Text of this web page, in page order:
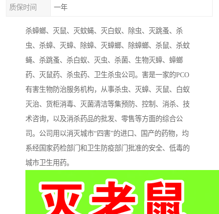
质保时间 一年
杀蟑螂、灭鼠、灭蚊蝇、灭白蚁、除虫、灭跳蚤、杀
虫、杀蟑、灭蟑、除蟑、灭蟑螂、除蟑螂、杀鼠、杀蚊
蝇、杀跳蚤、杀白蚁、灭虫、杀菌、生物灭蟑、蟑螂
药、灭鼠药、杀虫药、卫生杀虫公司。害是一家的PCO
有害生物防治服务机构，从事杀虫、灭蟑、灭鼠、白蚁
灭治、货柜消毒、灭菌清洁等集预防、控制、消杀、技
术咨询，以及消杀药品的批发、零售等方面的综合公
司。公司用以消灭城市“四害”的进口、国产的药物，均
系经国家药检部门和卫生防疫部门批准的安全、低毒的
城市卫生用药。